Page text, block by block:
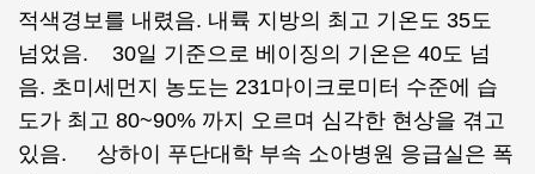
적색경보를 내렸음. 내륙 지방의 최고 기온도 35도
넘었음. 30일 기준으로 베이징의 기온은 40도 넘
음. 초미세먼지 농도는 231마이크로미터 수준에 습
도가 최고 80~90% 까지 오르며 심각한 현상을 겪고
있음. 상하이 푸단대학 부속 소아병원 응급실은 폭